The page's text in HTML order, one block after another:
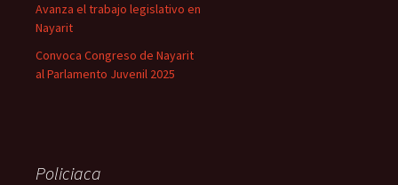
Avanza el trabajo legislativo en
Nayarit
Convoca Congreso de Nayarit
al Parlamento Juvenil 2025
Policiaca